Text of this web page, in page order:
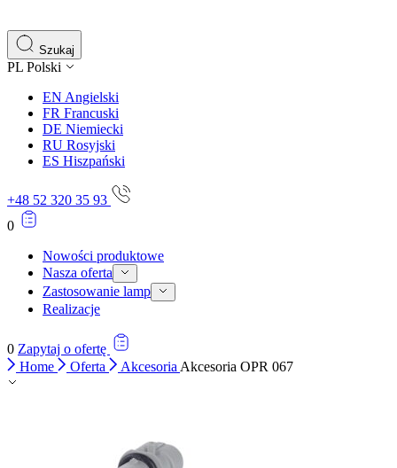
Szukaj
PL Polski
EN Angielski
FR Francuski
DE Niemiecki
RU Rosyjski
ES Hiszpański
+48 52 320 35 93
0
Nowości produktowe
Nasza oferta
Zastosowanie lamp
Realizacje
0 Zapytaj o ofertę
Home
Oferta Akcesoria Akcesoria OPR 067
istotne i interesujące dla poszczególnych użytkowników
Nieklasyfikowane
Nieklasyfikowane pliki cookie, to pliki, które są w